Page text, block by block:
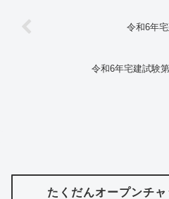
令和6年
令和6年宅建試験
たくだんオープンチ